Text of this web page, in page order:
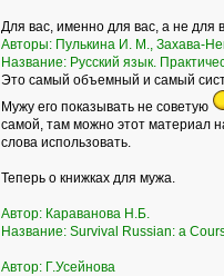
Для вас, именно для вас, а не для
Авторы: Пулькина И. М., Захава-
Название: Русский язык.
Это самый объемный и самый
Мужу его показывать не советую
самой, там можно этот материал
слова использовать.
Теперь о книжках для мужа.
Автор: Караванова Н.Б.
Название: Survival Russian: а
Автор: Г.Усейнова